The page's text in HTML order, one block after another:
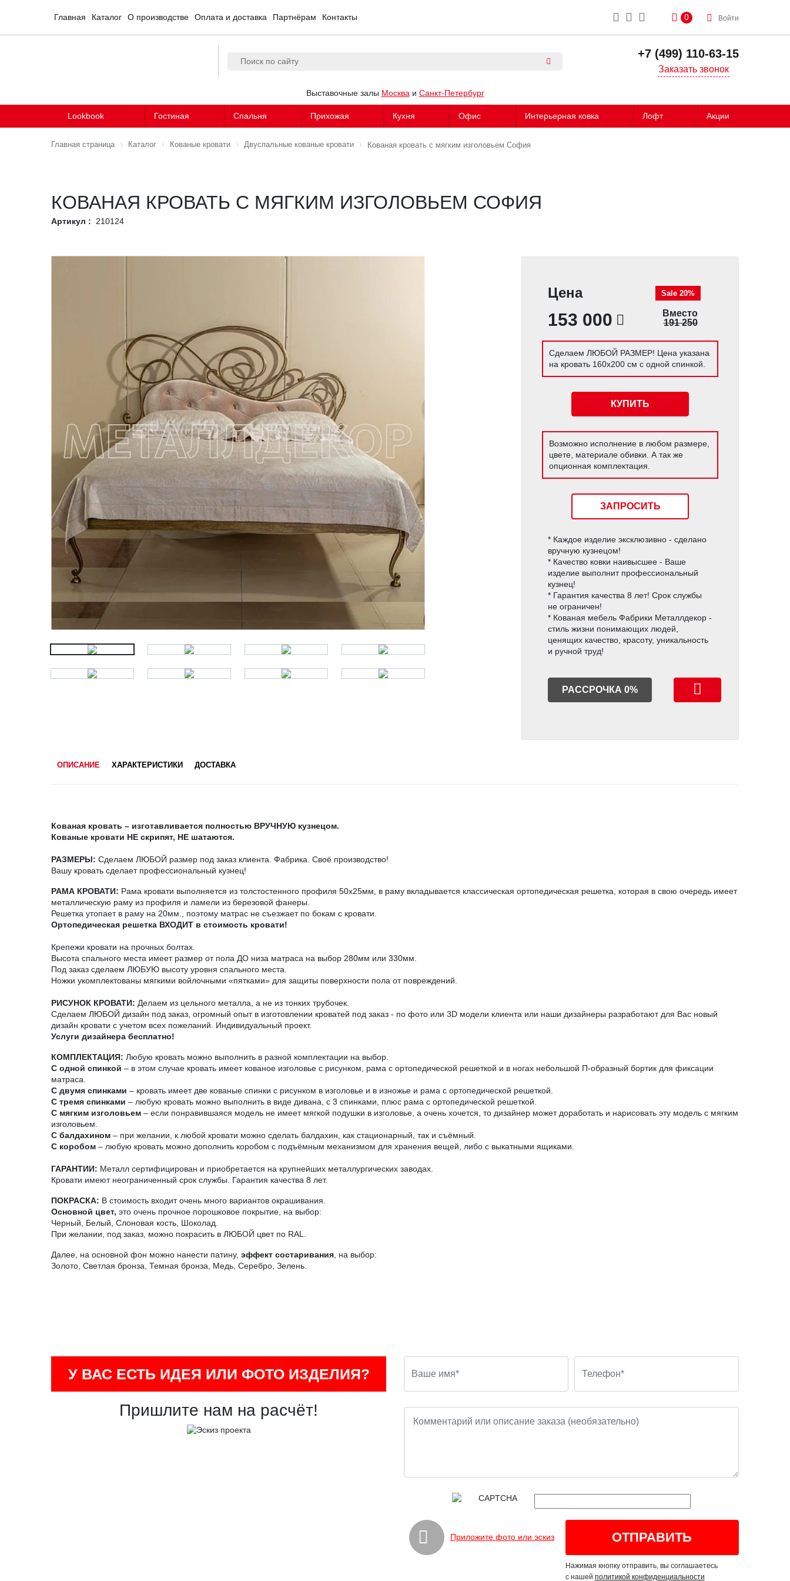
Главная Каталог О производстве Оплата и доставка Партнёрам Контакты 0 Войти
+7 (499) 110-63-15
Заказать звонок
Выставочные залы Москва и Санкт-Петербург
Lookbook Гостиная Спальня Прихожая Кухня Офис Интерьерная ковка Лофт Акции
Главная страница Каталог Кованые кровати Двуспальные кованые кровати Кованая кровать с мягким изголовьем София
КОВАНАЯ КРОВАТЬ С МЯГКИМ ИЗГОЛОВЬЕМ СОФИЯ
Артикул : 210124
Цена
153 000
Sale 20%
Вместо
191 250
Сделаем ЛЮБОЙ РАЗМЕР! Цена указана
на кровать 160х200 см с одной спинкой.
КУПИТЬ
Возможно исполнение в любом размере,
цвете, материале обивки. А так же
опционная комплектация.
ЗАПРОСИТЬ
* Каждое изделие эксклюзивно - сделано
вручную кузнецом!
* Качество ковки наивысшее - Ваше
изделие выполнит профессиональный
кузнец!
* Гарантия качества 8 лет! Срок службы
не ограничен!
* Кованая мебель Фабрики Металлдекор -
стиль жизни понимающих людей,
ценящих качество, красоту, уникальность
и ручной труд!
РАССРОЧКА 0%
ОПИСАНИЕ ХАРАКТЕРИСТИКИ ДОСТАВКА
Кованая кровать – изготавливается полностью ВРУЧНУЮ кузнецом.
Кованые кровати НЕ скрипят, НЕ шатаются.
РАЗМЕРЫ: Сделаем ЛЮБОЙ размер под заказ клиента. Фабрика. Своё производство!
Вашу кровать сделает профессиональный кузнец!
РАМА КРОВАТИ: Рама кровати выполняется из толстостенного профиля 50х25мм, в раму вкладывается классическая ортопедическая решетка, которая в свою очередь имеет
металлическую раму из профиля и ламели из березовой фанеры.
Решетка утопает в раму на 20мм., поэтому матрас не съезжает по бокам с кровати.
Ортопедическая решетка ВХОДИТ в стоимость кровати!
Крепежи кровати на прочных болтах.
Высота спального места имеет размер от пола ДО низа матраса на выбор 280мм или 330мм.
Под заказ сделаем ЛЮБУЮ высоту уровня спального места.
Ножки укомплектованы мягкими войлочными «пятками» для защиты поверхности пола от повреждений.
РИСУНОК КРОВАТИ: Делаем из цельного металла, а не из тонких трубочек.
Сделаем ЛЮБОЙ дизайн под заказ, огромный опыт в изготовлении кроватей под заказ - по фото или 3D модели клиента или наши дизайнеры разработают для Вас новый
дизайн кровати с учетом всех пожеланий. Индивидуальный проект.
Услуги дизайнера бесплатно!
КОМПЛЕКТАЦИЯ: Любую кровать можно выполнить в разной комплектации на выбор.
С одной спинкой – в этом случае кровать имеет кованое изголовье с рисунком, рама с ортопедической решеткой и в ногах небольшой П-образный бортик для фиксации
матраса.
С двумя спинками – кровать имеет две кованые спинки с рисунком в изголовье и в изножье и рама с ортопедической решеткой.
С тремя спинками – любую кровать можно выполнить в виде дивана, с 3 спинками, плюс рама с ортопедической решеткой.
С мягким изголовьем – если понравившаяся модель не имеет мягкой подушки в изголовье, а очень хочется, то дизайнер может доработать и нарисовать эту модель с мягким
изголовьем.
С балдахином – при желании, к любой кровати можно сделать балдахин, как стационарный, так и съёмный.
С коробом – любую кровать можно дополнить коробом с подъёмным механизмом для хранения вещей, либо с выкатными ящиками.
ГАРАНТИИ: Металл сертифицирован и приобретается на крупнейших металлургических заводах.
Кровати имеют неограниченный срок службы. Гарантия качества 8 лет.
ПОКРАСКА: В стоимость входит очень много вариантов окрашивания.
Основной цвет, это очень прочное порошковое покрытие, на выбор:
Черный, Белый, Слоновая кость, Шоколад.
При желании, под заказ, можно покрасить в ЛЮБОЙ цвет по RAL.
Далее, на основной фон можно нанести патину, эффект состаривания , на выбор:
Золото, Светлая бронза, Темная бронза, Медь, Серебро, Зелень.
У ВАС ЕСТЬ ИДЕЯ ИЛИ ФОТО ИЗДЕЛИЯ?
Пришлите нам на расчёт!
Приложите фото или эскиз
Нажимая кнопку отправить, вы соглашаетесь
с нашей политикой конфиденциальности